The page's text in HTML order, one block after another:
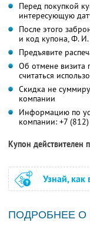
Перед покупкой
интересующую
После этого
и код купона,Ф.
Предъявите
Об отмене визита
считаться
Скидка не
компании
Информацию по
компании: +7
Купон действителен
Узнай, как
ПОДРОБНЕЕ